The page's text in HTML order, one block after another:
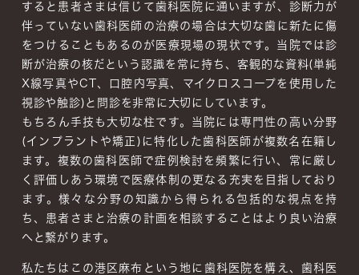
すると患者さまは信じて歯科医院に通いますが、診断力が
伴っていない歯科医師の治療の場合は大切な歯に新たに傷
をつけることもあるのが医療現場の現状です。当院では診
断が治療の核だという認識を常に持ち、客観的な資料(単純
X線写真やCT、口腔内写真、マイクロスコープを使用した
視診や触診)と問診を非常に大切にしています。
もちろん手技も大切な柱です。当院には専門性の高い分野
(インプラントや矯正)に特化した歯科医師が複数名在籍し
ます。複数の歯科医師で症例検討を頻繁に行い、常に厳し
く評価しあう環境で医療体制の更なる充実を目指しており
ます。様々な分野の知識から得られる包括的な視点を持
ち、患者さまと治療の計画を相談することはより良い治療
へと繋がります。
私たちはこの港区麻布という地に歯科医院を構え、歯科医